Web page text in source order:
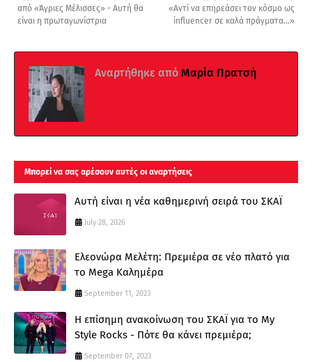
«Αντί να επηρεάσει τον κόσμο ως
influencer σε καλά πράγματα…»
από «Άγριες Μέλισσες» - Αυτή θα
είναι η πρωταγωνίστρια
Αναρτήθηκε από Μαρία Πρατσή
Μπορεί να σας αρέσουν αυτές οι αναρτήσεις
Αυτή είναι η νέα καθημερινή σειρά του ΣΚΑΪ
July 28, 2026
Ελεονώρα Μελέτη: Πρεμιέρα σε νέο πλατό για
το Mega Καλημέρα
September 11, 2023
Η επίσημη ανακοίνωση του ΣΚΑΪ για το My
Style Rocks - Πότε θα κάνει πρεμιέρα;
September 07, 2023